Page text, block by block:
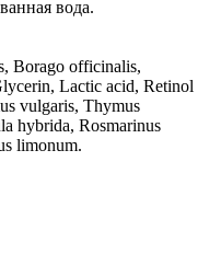
вода.
Borago officinalis,
Lactic acid, Retinol
vulgaris, Thymus
hybrida, Rosmarinus
limonum.